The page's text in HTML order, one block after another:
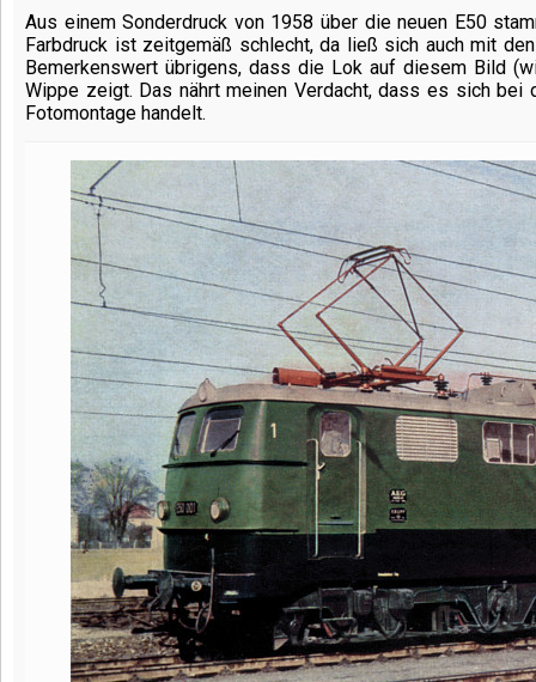
Aus einem Sonderdruck von 1958 über die neuen E50
Farbdruck ist zeitgemäß schlecht, da ließ sich auch mit
Bemerkenswert übrigens, dass die Lok auf diesem Bild
Wippe zeigt. Das nährt meinen Verdacht, dass es sich
Fotomontage handelt.